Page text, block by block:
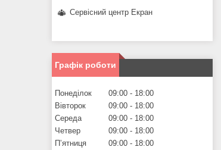
Сервісний центр Екран
Графік роботи
Понеділок 09:00
18:00
Вівторок
09:00
18:00
Середа
09:00
18:00
Четвер
09:00
18:00
Пʼятниця
09:00
18:00